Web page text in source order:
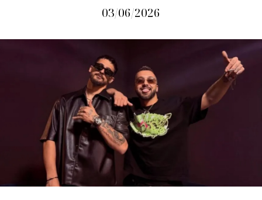
03/06/2026